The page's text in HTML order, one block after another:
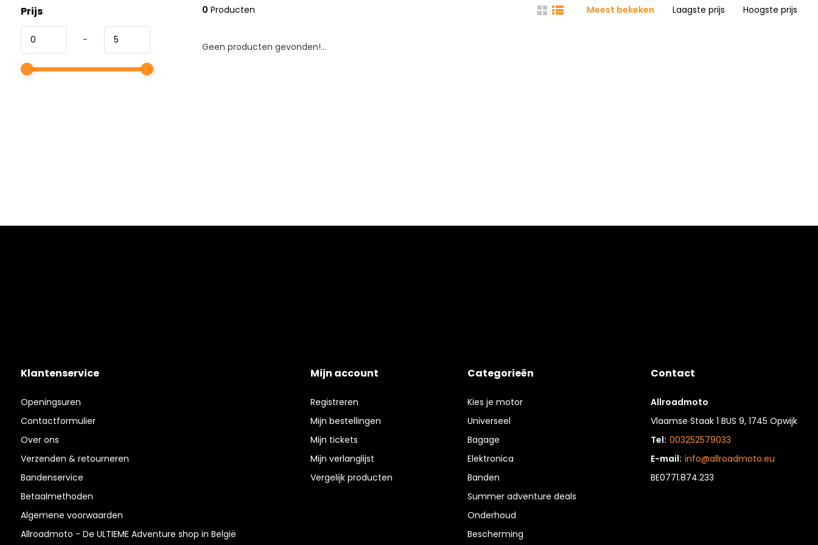
Prijs
-
0 Producten Meest bekeken Laagste prijs Hoogste prijs
Geen producten gevonden!...
Klantenservice
Openingsuren
Contactformulier
Over ons
Verzenden & retourneren
Bandenservice
Betaalmethoden
Algemene voorwaarden
Allroadmoto - De ULTIEME Adventure shop in België
Mijn account
Registreren
Mijn bestellingen
Mijn tickets
Mijn verlanglijst
Vergelijk producten
Categorieën
Kies je motor
Universeel
Bagage
Elektronica
Banden
Summer adventure deals
Onderhoud
Bescherming
Contact
Allroadmoto
Vlaamse Staak 1 BUS 9, 1745 Opwijk
Tel: 003252579033
E-mail: info@allroadmoto.eu
BE0771.874.233